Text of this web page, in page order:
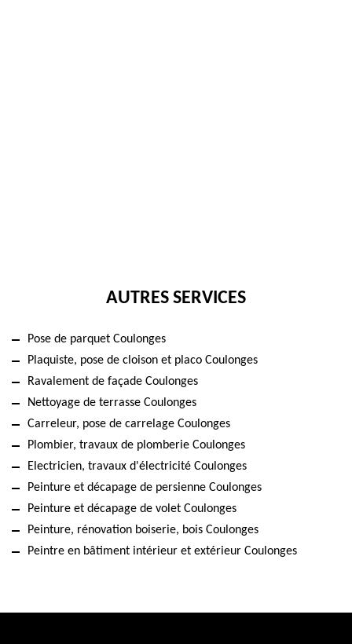
AUTRES SERVICES
Pose de parquet Coulonges
Plaquiste, pose de cloison et placo Coulonges
Ravalement de façade Coulonges
Nettoyage de terrasse Coulonges
Carreleur, pose de carrelage Coulonges
Plombier, travaux de plomberie Coulonges
Electricien, travaux d'électricité Coulonges
Peinture et décapage de persienne Coulonges
Peinture et décapage de volet Coulonges
Peinture, rénovation boiserie, bois Coulonges
Peintre en bâtiment intérieur et extérieur Coulonges